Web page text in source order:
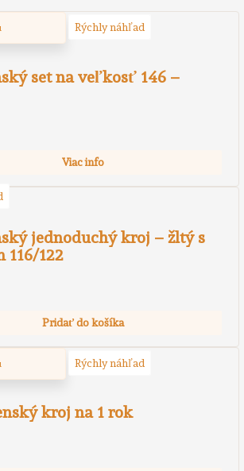
Rýchly náhľad
set na veľkosť 146 –
Viac info
jednoduchý kroj – žltý s
116/122
Pridať do košíka
Rýchly náhľad
kroj na 1 rok